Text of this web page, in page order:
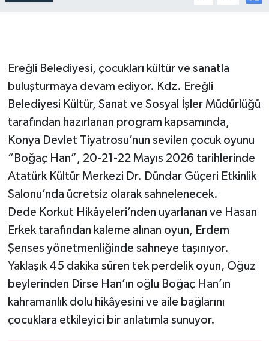
Ereğli Belediyesi, çocukları kültür ve sanatla
buluşturmaya devam ediyor. Kdz. Ereğli
Belediyesi Kültür, Sanat ve Sosyal İşler Müdürlüğü
tarafından hazırlanan program kapsamında,
Konya Devlet Tiyatrosu’nun sevilen çocuk oyunu
“Boğaç Han”, 20-21-22 Mayıs 2026 tarihlerinde
Atatürk Kültür Merkezi Dr. Dündar Güçeri Etkinlik
Salonu’nda ücretsiz olarak sahnelenecek.
Dede Korkut Hikâyeleri’nden uyarlanan ve Hasan
Erkek tarafından kaleme alınan oyun, Erdem
Şenses yönetmenliğinde sahneye taşınıyor.
Yaklaşık 45 dakika süren tek perdelik oyun, Oğuz
beylerinden Dirse Han’ın oğlu Boğaç Han’ın
kahramanlık dolu hikâyesini ve aile bağlarını
çocuklara etkileyici bir anlatımla sunuyor.